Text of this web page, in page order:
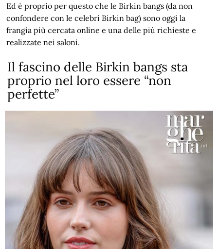
Ed è proprio per questo che le Birkin bangs (da non
confondere con le celebri Birkin bag) sono oggi la
frangia più cercata online e una delle più richieste e
realizzate nei saloni.
Il fascino delle Birkin bangs sta
proprio nel loro essere “non
perfette”